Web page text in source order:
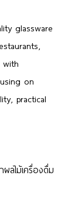
glassware
on
practical
ลไม้เครื่องดื่ม